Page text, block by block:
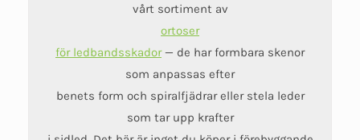
vårt sortiment av
ortoser
för ledbandsskador— de har formbara skenor
som anpassas efter
benets form och spiralfjädrar eller stela leder
som tar upp krafter